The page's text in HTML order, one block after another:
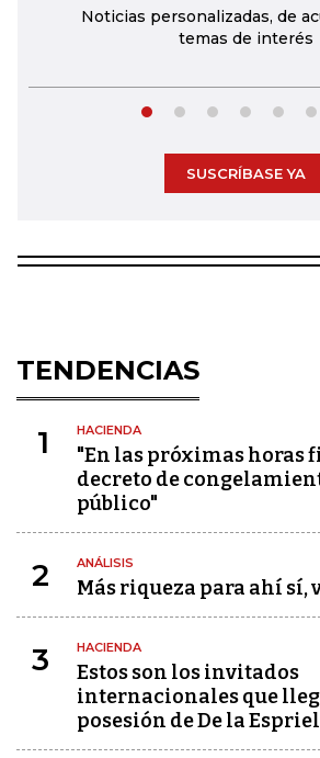
Noticias personalizadas, de
temas de interés
SUSCRÍBASE YA
TENDENCIAS
1 HACIENDA
"En las próximas horas
decreto de
público"
2 ANÁLISIS
Más riqueza para ahí sí,
3 HACIENDA
Estos son los invitados
internacionales que
posesión de De la